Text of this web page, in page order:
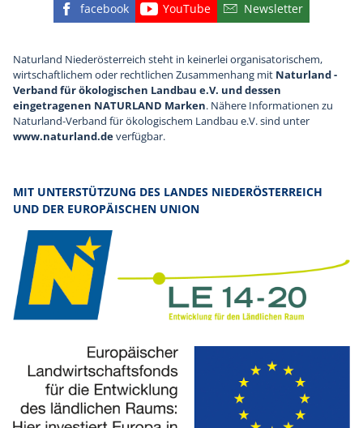
Finden Sie die eNu auf Facebook
facebook Besuchen Sie den
YouTube Abonnieren Sie
Newsletter
Naturland Niederösterreich steht in keinerlei organisatorischem,
wirtschaftlichem oder rechtlichen Zusammenhang mit Naturland -
Verband für ökologischen Landbau e.V. und dessen
eingetragenen NATURLAND Marken. Nähere Informationen zu
Naturland-Verband für ökologischem Landbau e.V. sind unter
www.naturland.deverfügbar.
MIT UNTERSTÜTZUNG DES LANDES NIEDERÖSTERREICH
UND DER EUROPÄISCHEN UNION